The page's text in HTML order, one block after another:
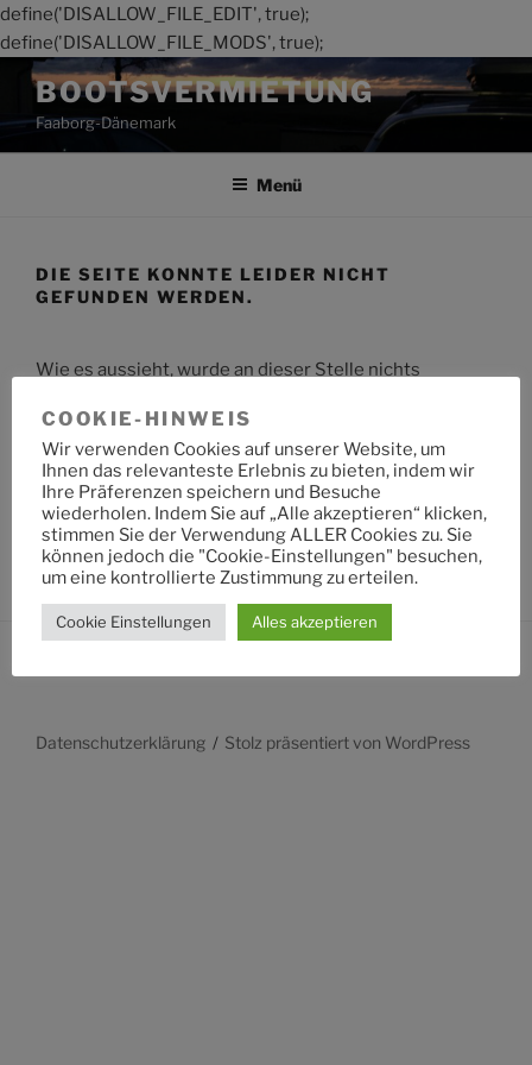
define('DISALLOW_FILE_EDIT', true);
define('DISALLOW_FILE_MODS', true);
Zum
Inhalt
springen
BOOTSVERMIETUNG
Faaborg-Dänemark
Menü
DIE SEITE KONNTE LEIDER NICHT
GEFUNDEN WERDEN.
Wie es aussieht, wurde an dieser Stelle nichts
Suche
nach:
Datenschutzerklärung Stolz präsentiert von WordPress
COOKIE-HINWEIS
Wir verwenden Cookies auf unserer Website, um
Ihnen das relevanteste Erlebnis zu bieten, indem wir
Ihre Präferenzen speichern und Besuche
wiederholen. Indem Sie auf „Alle akzeptieren“ klicken,
stimmen Sie der Verwendung ALLER Cookies zu. Sie
können jedoch die "Cookie-Einstellungen" besuchen,
um eine kontrollierte Zustimmung zu erteilen.
Cookie Einstellungen Alles akzeptieren